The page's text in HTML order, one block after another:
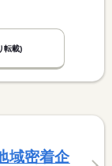
転載)
域密着企